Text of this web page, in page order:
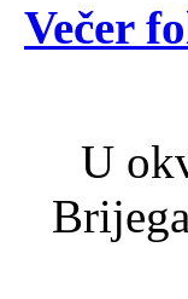
Večer
U